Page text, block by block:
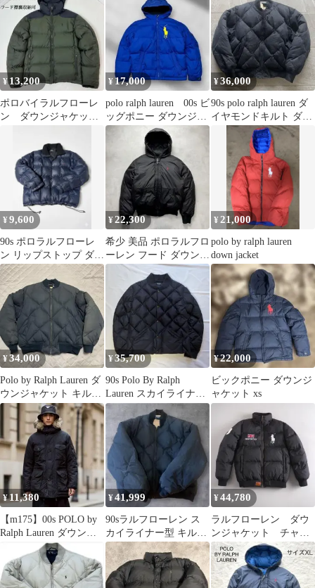
¥ 13,200
ポロバイラルフローレ
ン ダウンジャケッ
ーブグリーン M
¥ 17,000
polo ralph lauren 00s ビ
ッグポニー ダウンジャ
ケット
¥36,000
90s polo ralph lauren ダ
イヤモンドキルト ダウ
ン ボンバー
¥9,600
90s ポロラルフローレ
ン リップストップ ダウ
ンジャケット 紺
¥22,300
希少 美品 ポロラルフロ
ーレン フード ダウンジ
ャケット ポニー 短丈
¥ 21,000
polo by ralph lauren
down jacket
¥34,000
Polo by Ralph Lauren ダ
ウンジャケット キルテ
ィング
¥35,700
90s Polo By Ralph
Lauren スカイライナー
ジャケット
¥22,000
ビックポニー ダウンジ
ャケット xs
¥11,380
【m175】00s POLO by
Ralph Lauren ダウンジ
¥41,999
90sラルフローレン ス
カイライナー型 キルテ
ィングダウンジャケッ
ト
¥44,780
ラルフローレン ダウ
ンジャケット チャコ
ールグレー ビックポ
ニー 美品